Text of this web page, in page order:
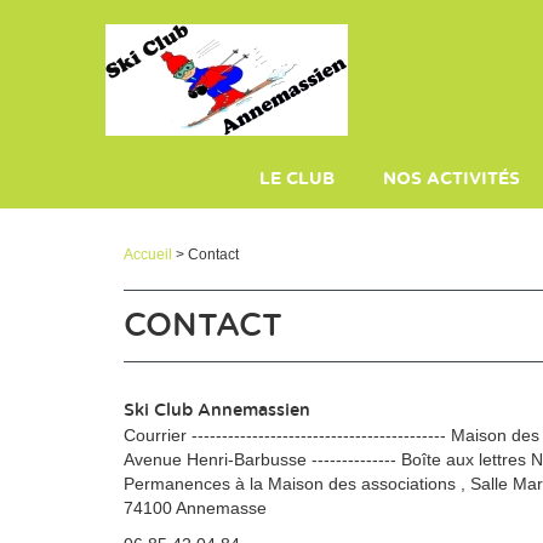
LE CLUB NOS ACTIVITÉS
Accueil > Contact
CONTACT
Ski Club Annemassien
Courrier ------------------------------------------ Maison
Avenue Henri-Barbusse -------------- Boîte aux lettres
Permanences à la Maison des associations , Salle
74100 Annemasse